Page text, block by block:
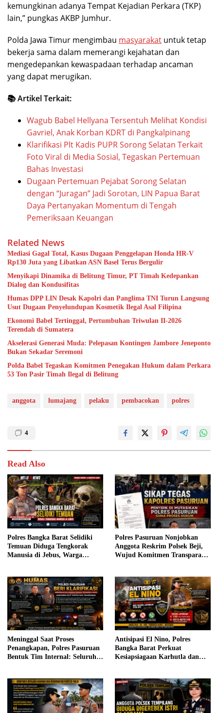
kemungkinan adanya Tempat Kejadian Perkara (TKP)
lain,” pungkas AKBP Jumhur.
Polda Jawa Timur mengimbau masyarakat untuk tetap
bekerja sama dalam memerangi kejahatan dan
mengedepankan kewaspadaan terhadap ancaman
yang dapat merugikan.
📚 Artikel Terkait:
Wagub Babel Hellyana Tersentuh Melihat Kondisi
Gavriel, Anak Korban KDRT di Pangkalpinang
Klarifikasi Plt Kadis PUPR Sorong Selatan Terkait
Foto Viral di Media Sosial, Tegaskan Pertemuan
Bahas Investasi
Dugaan Pertemuan Pejabat Sorong Selatan
dengan “Juragan” Jadi Sorotan, LIN Papua Barat
Daya Pertanyakan Momentum di Tengah
Pemeriksaan Keuangan
Related News
Mediasi Gagal Total, Kasus Dugaan Penggelapan Honda HR-V
Rp130 Juta yang Libatkan ASN Basel Terus Bergulir
Menyikapi Dinamika di Belitung Timur, PT Timah Kedepankan
Dialog dan Kondusifitas
Humas DPP LIN Desak Kapolri dan Panglima TNI Turun Langsung
Usut Dugaan Penyelundupan Kosmetik Ilegal Asal Filipina
Ekonomi Babel Tertinggal, Pertumbuhan Triwulan II-2026
Terendah di Sumatera
Akselerasi Generasi Muda: Pelepasan Kontingen Jambore Jeneponto
Bukan Sekadar Seremoni
Polda Babel Tegaskan Komitmen Penegakan Hukum dalam Perkara
53 Ton Pasir Timah Ilegal di Belitung
anggota lumajang pelaku pembacokan polres
4
Read Also
Polres Bangka Barat Selidiki
Temuan Diduga Tengkorak
Manusia di Jebus, Warga
Polres Pasuruan Nonjobkan
Anggota Reskrim Polsek Beji,
Wujud Komitmen Transparansi
Meninggal Saat Proses
Penangkapan, Polres Pasuruan
Bentuk Tim Internal: Seluruh
Antisipasi El Nino, Polres
Bangka Barat Perkuat
Kesiapsiagaan Karhutla dan